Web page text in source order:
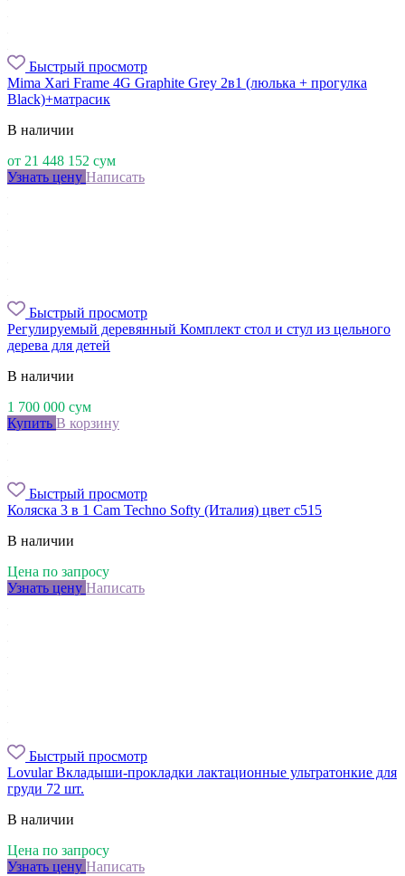
Быстрый просмотр
Mima Xari Frame 4G Graphite Grey 2в1 (люлька + прогулка
Black)+матрасик
В наличии
от 21 448 152 сум
Узнать цену Написать
Быстрый просмотр
Регулируемый деревянный Комплект стол и стул из цельного
дерева для детей
В наличии
1 700 000 сум
Купить В корзину
Быстрый просмотр
Коляска 3 в 1 Cam Techno Softy (Италия) цвет с515
В наличии
Цена по запросу
Узнать цену Написать
Быстрый просмотр
Lovular Вкладыши-прокладки лактационные ультратонкие для
груди 72 шт.
В наличии
Цена по запросу
Узнать цену Написать